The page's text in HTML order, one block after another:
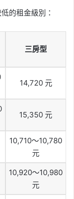
的租金級別：
三房型
14,720 元
15,350 元
10,710～10,780
元
10,920～10,980
元